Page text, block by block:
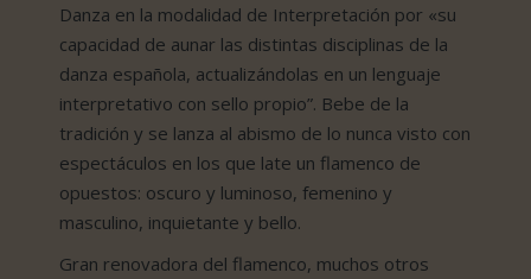
Danza en la modalidad de Interpretación por «su
capacidad de aunar las distintas disciplinas de la
danza española, actualizándolas en un lenguaje
interpretativo con sello propio”. Bebe de la
tradición y se lanza al abismo de lo nunca visto con
espectáculos en los que late un flamenco de
opuestos: oscuro y luminoso, femenino y
masculino, inquietante y bello.
Gran renovadora del flamenco, muchos otros